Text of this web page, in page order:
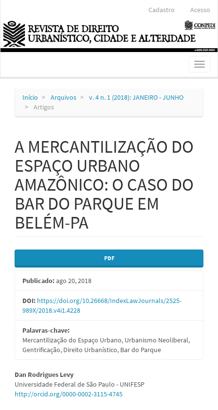
Conteúdo
principal
Barra
Lateral
Cadastro Acesso
Toggle
Início Arquivos
v. 4 n. 1 (2018): JANEIRO - JUNHO
Artigos
A MERCANTILIZAÇÃO DO
ESPAÇO URBANO
AMAZÔNICO: O CASO DO
BAR DO PARQUE EM
BELÉM-PA
Barra
lateral
de
artigos
PDF
Publicado:ago 20, 2018
DOI: https://doi.org/10.26668/IndexLawJournals/2525-
989X/2018.v4i1.4228
Palavras-chave:
Mercantilização do Espaço Urbano, Urbanismo Neoliberal,
Gentrificação, Direito Urbanístico, Bar do Parque
Conteúdo
do
Dan Rodrigues Levy
Universidade Federal de São Paulo - UNIFESP
http://orcid.org/0000-0002-3115-4745